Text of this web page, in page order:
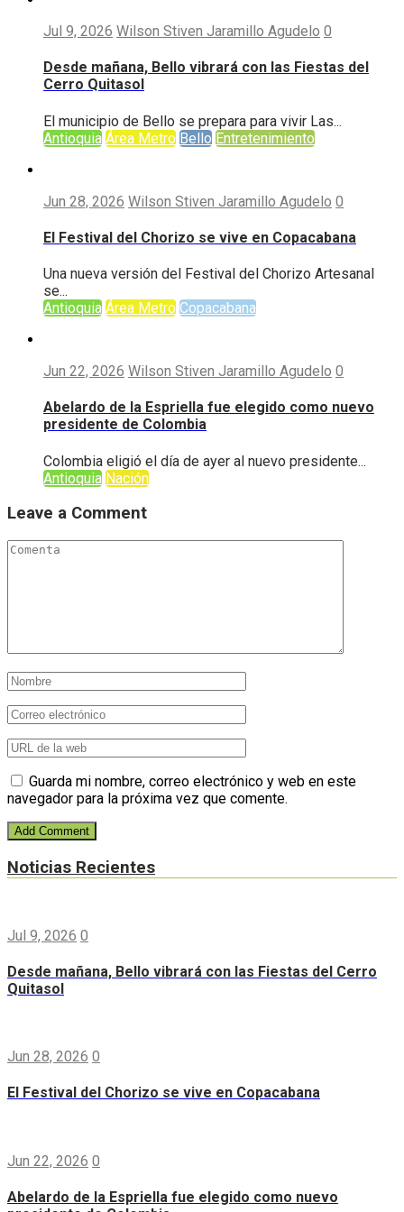
Jul 9, 2026 Wilson Stiven Jaramillo Agudelo 0
Desde mañana, Bello vibrará con las Fiestas del
Cerro Quitasol
El municipio de Bello se prepara para vivir Las...
Antioquia Área Metro Bello Entretenimiento
Jun 28, 2026 Wilson Stiven Jaramillo Agudelo 0
El Festival del Chorizo se vive en Copacabana
Una nueva versión del Festival del Chorizo Artesanal
se...
Antioquia Área Metro Copacabana
Jun 22, 2026 Wilson Stiven Jaramillo Agudelo 0
Abelardo de la Espriella fue elegido como nuevo
presidente de Colombia
Colombia eligió el día de ayer al nuevo presidente...
Antioquia Nación
Leave a Comment
Guarda mi nombre, correo electrónico y web en este
navegador para la próxima vez que comente.
Noticias Recientes
Jul 9, 2026 0
Desde mañana, Bello vibrará con las Fiestas del Cerro
Quitasol
Jun 28, 2026 0
El Festival del Chorizo se vive en Copacabana
Jun 22, 2026 0
Abelardo de la Espriella fue elegido como nuevo